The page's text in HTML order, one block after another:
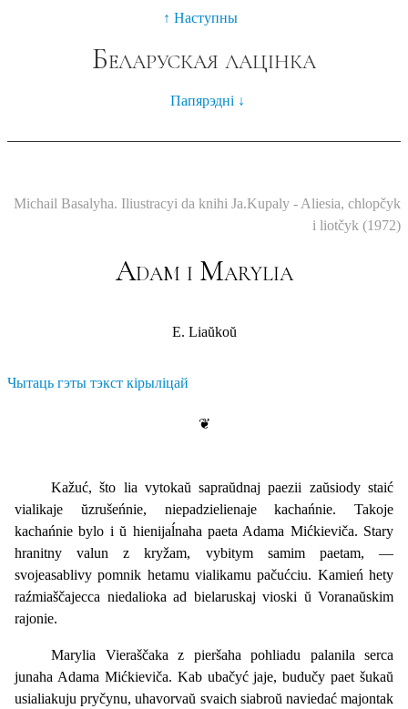
Наступны
Беларуская лацінка
Папярэдні
Adam i Marylia
E. Liaŭkoŭ
Чытаць гэты тэкст кірыліцай
Kažuć, što lia vytokaŭ sapraŭdnaj paezii zaŭsiody staić
vialikaje ŭzrušeńnie, niepadzielienaje kachańnie. Takoje
kachańnie bylo i ŭ hienijaĺnaha paeta Adama Mićkieviča. Stary
hranitny valun z kryžam, vybitym samim paetam, —
svojeasablivy pomnik hetamu vialikamu pačućciu. Kamień hety
raźmiaščajecca niedalioka ad bielaruskaj vioski ŭ Voranaŭskim
rajonie.
Marylia Vieraščaka z pieršaha pohliadu palanila serca
junaha Adama Mićkieviča. Kab ubačyć jaje, budučy paet šukaŭ
usialiakuju pryčynu, uhavorvaŭ svaich siabroŭ naviedać majontak